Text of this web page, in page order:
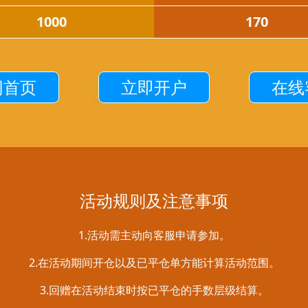
1000 170
页 立即开户 在
活动规则及注意事项
1.活动需主动向客服申请参加。
2.在活动期间开仓以及已平仓单方能计算活动范围。
3.回赠在活动结束时按已平仓的手数层级结算。